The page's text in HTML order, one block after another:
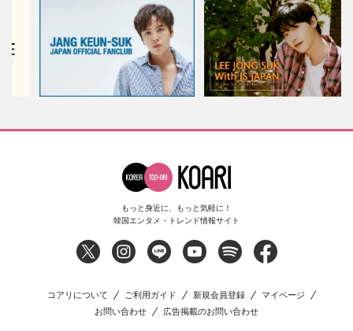
もっと身近に、もっと気軽に！
韓国エンタメ・トレンド情報サイト
コアリについて ご利用ガイド 新規会員登録
マイページ
お問い合わせ
広告掲載のお問い合わせ